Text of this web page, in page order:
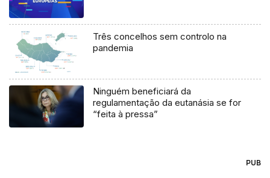
Três concelhos sem controlo na
pandemia
Ninguém beneficiará da
regulamentação da eutanásia se for
“feita à pressa”
PUB